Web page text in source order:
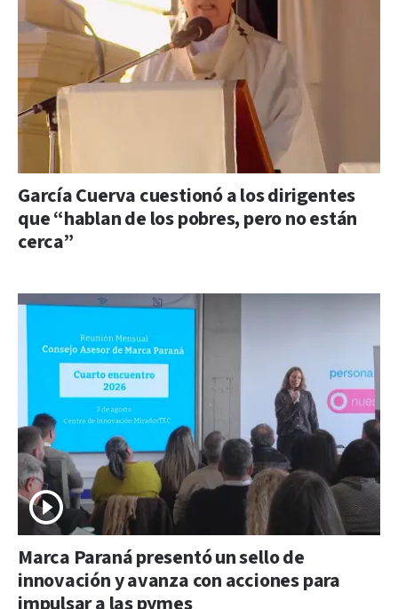
García Cuerva cuestionó a los dirigentes
que “hablan de los pobres, pero no están
cerca”
Marca Paraná presentó un sello de
innovación y avanza con acciones para
impulsar a las pymes